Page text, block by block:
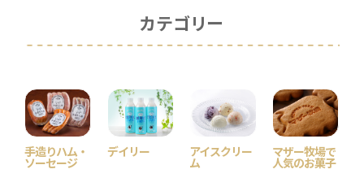
カテゴリー
手造りハム・
ソーセージ
デイリー アイスクリー
ム
マザー牧場で
人気のお菓子